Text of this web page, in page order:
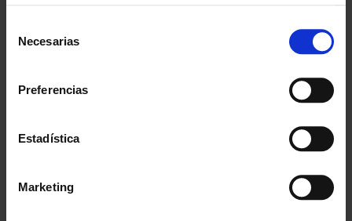
Necesarias
Preferencias
Estadística
Marketing
118,57 €